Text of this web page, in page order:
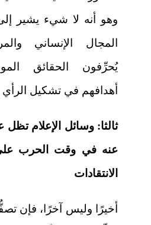
وهو أنه لا شيء يشير
المجال الإنساني
يُحرِّفون الحقائق
أهدافهم في تشكيل الرأي
ثالثا: وسائل الإعلام تظل
عنه في وقت الحرب
الانتقادات
أخيرًا وليس آخرًا، فإن